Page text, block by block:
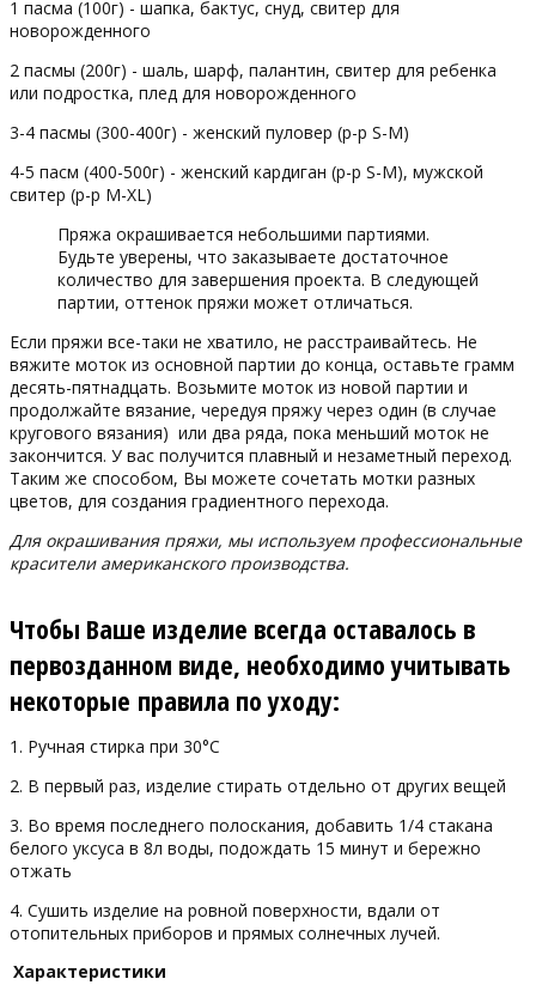
1 пасма (100г) - шапка, бактус, снуд, свитер для
новорожденного
2 пасмы (200г) - шаль, шарф, палантин, свитер для ребенка
или подростка, плед для новорожденного
3-4 пасмы (300-400г) - женский пуловер (р-р S-M)
4-5 пасм (400-500г) - женский кардиган (р-р S-M), мужской
свитер (р-р M-XL)
Пряжа окрашивается небольшими партиями.
Будьте уверены, что заказываете достаточное
количество для завершения проекта. В следующей
партии, оттенок пряжи может отличаться.
Если пряжи все-таки не хватило, не расстраивайтесь. Не
вяжите моток из основной партии до конца, оставьте грамм
десять-пятнадцать. Возьмите моток из новой партии и
продолжайте вязание, чередуя пряжу через один (в случае
кругового вязания) или два ряда, пока меньший моток не
закончится. У вас получится плавный и незаметный переход.
Таким же способом, Вы можете сочетать мотки разных
цветов, для создания градиентного перехода.
Для окрашивания пряжи, мы используем профессиональные
красители американского производства.
Чтобы Ваше изделие всегда оставалось в
первозданном виде, необходимо учитывать
некоторые правила по уходу:
1. Ручная стирка при 30°С
2. В первый раз, изделие стирать отдельно от других вещей
3. Во время последнего полоскания, добавить 1/4 стакана
белого уксуса в 8л воды, подождать 15 минут и бережно
отжать
4. Сушить изделие на ровной поверхности, вдали от
отопительных приборов и прямых солнечных лучей.
Характеристики